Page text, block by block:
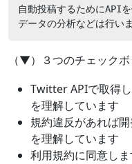
自動投稿するためにAPI
データの分析などは行いま
（▼）３つのチェック
Twitter APIで取得
を理解しています
規約違反があれば
を理解しています
利用規約に同意しま